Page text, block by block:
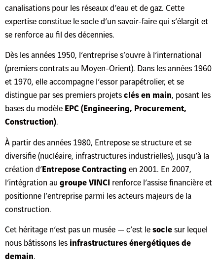
canalisations pour les réseaux d’eau et de gaz. Cette
expertise constitue le socle d’un savoir-faire qui s’élargit et
se renforce au fil des décennies.
Dès les années 1950, l’entreprise s’ouvre à l’international
(premiers contrats au Moyen-Orient). Dans les années 1960
et 1970, elle accompagne l’essor parapétrolier, et se
distingue par ses premiers projets clés en main, posant les
bases du modèle EPC (Engineering, Procurement,
Construction).
À partir des années 1980, Entrepose se structure et se
diversifie (nucléaire, infrastructures industrielles), jusqu’à la
création d’ Entrepose Contracting en 2001. En 2007,
l’intégration au groupe VINCI renforce l’assise financière et
positionne l’entreprise parmi les acteurs majeurs de la
construction.
Cet héritage n’est pas un musée — c’est le socle sur lequel
nous bâtissons les infrastructures énergétiques de
demain.